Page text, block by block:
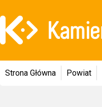
Strona Główna Powiat